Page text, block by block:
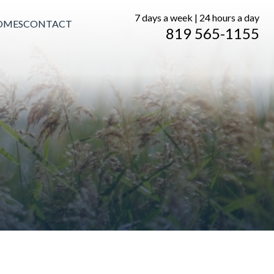
CONTACT
7 days a week | 24 hours a day
819 565-1155